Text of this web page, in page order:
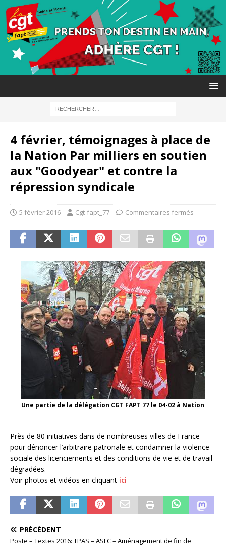
4 février, témoignages à place de
la Nation Par milliers en soutien
aux "Goodyear" et contre la
répression syndicale
5 février 2016 Cgt-fapt_77 Commentaires fermés
Une partie de la délégation CGT FAPT 77 le 04-02 à Nation
Près de 80 initiatives dans de nombreuses villes de France
pour dénoncer l’arbitraire patronale et condamner la violence
sociale des licenciements et des conditions de vie et de travail
dégradées.
Voir photos et vidéos en cliquant ici
PRÉCÉDENT
Poste – Textes 2016: TPAS – ASFC – Aménagement de fin de